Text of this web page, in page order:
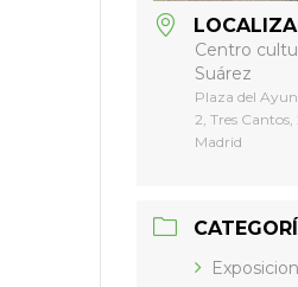
Centro
Suárez
Plaza del
2, Tres
Madrid